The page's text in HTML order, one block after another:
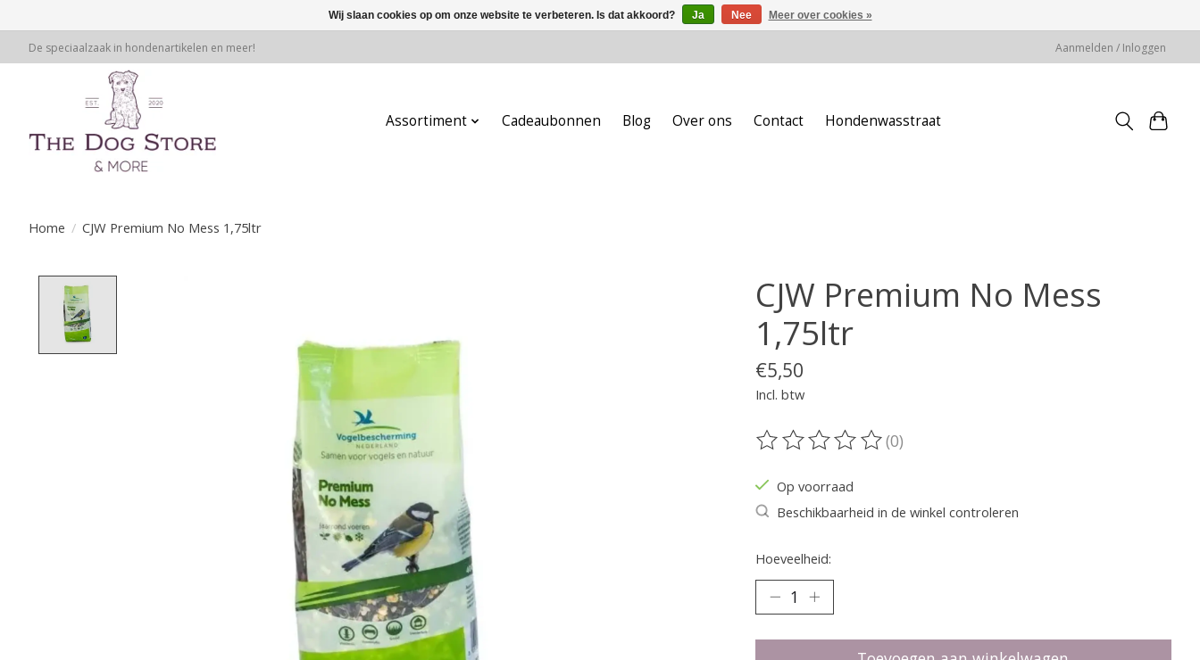
De speciaalzaak in hondenartikelen en meer! Aanmelden / Inloggen
Assortiment Cadeaubonnen Blog Over ons Contact Hondenwasstraat
Home / CJW Premium No Mess 1,75ltr
CJW Premium No Mess
1,75ltr
€5,50
Incl. btw
De beoordeling van dit product is
(0)
Op voorraad
Beschikbaarheid in de winkel controleren
Hoeveelheid:
Wij slaan cookies op om onze website te verbeteren. Is dat akkoord? Ja Nee Meer over cookies »